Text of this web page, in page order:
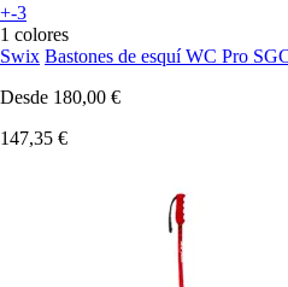
+-3
1 colores
Swix Bastones de esquí WC Pro
Desde 180,00 €
147,35 €